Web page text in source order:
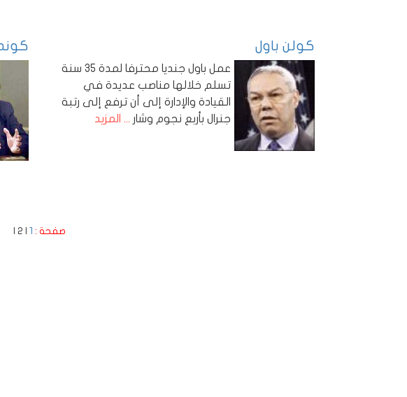
كولن باول
عمل باول جنديا محترفا لمدة 35 سنة
تسلم خلالها مناصب عديدة في
القيادة والإدارة إلى أن ترفع إلى رتبة
جنرال بأربع نجوم وشار ... المزيد
صفحة : 1
2